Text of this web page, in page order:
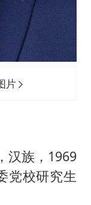
片
汉族，1969
党校研究生